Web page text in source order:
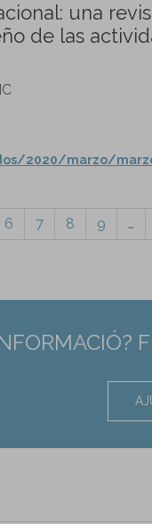
una
de las
2020/marzo/
6 7 8 9 …